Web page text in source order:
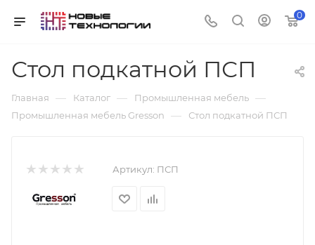
0
Стол подкатной ПСП
Главная — Каталог — Промышленная мебель —
Промышленная мебель Gresson — Стол подкатной ПСП
Артикул: ПСП